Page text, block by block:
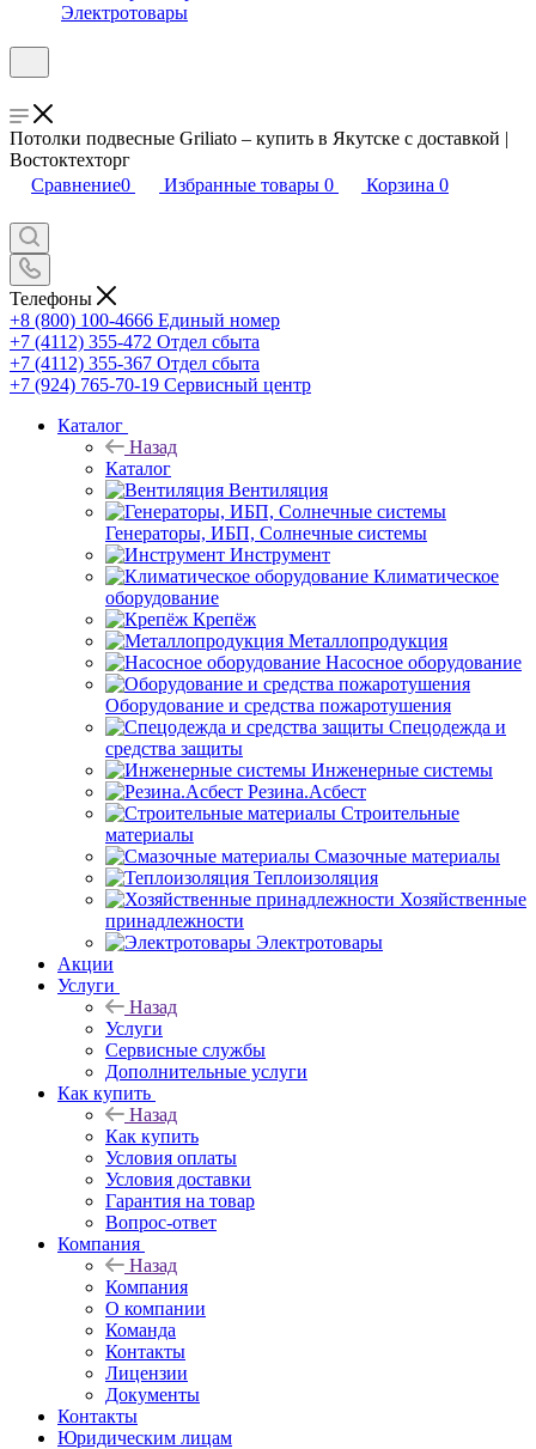
Электротовары
Потолки подвесные Griliato – купить в Якутске с доставкой |
Востоктехторг
Сравнение0 Избранные товары 0 Корзина 0
Телефоны
+8 (800) 100-4666 Единый номер
+7 (4112) 355-472 Отдел сбыта
+7 (4112) 355-367 Отдел сбыта
+7 (924) 765-70-19 Сервисный центр
Каталог
Назад
Каталог
Вентиляция
Генераторы, ИБП, Солнечные системы
Инструмент
Климатическое
оборудование
Крепёж
Металлопродукция
Насосное оборудование
Оборудование и средства пожаротушения
Спецодежда и
средства защиты
Инженерные системы
Резина.Асбест
Строительные
материалы
Смазочные материалы
Теплоизоляция
Хозяйственные
принадлежности
Электротовары
Акции
Услуги
Назад
Услуги
Сервисные службы
Дополнительные услуги
Как купить
Назад
Как купить
Условия оплаты
Условия доставки
Гарантия на товар
Вопрос-ответ
Компания
Назад
Компания
О компании
Команда
Контакты
Лицензии
Документы
Контакты
Юридическим лицам